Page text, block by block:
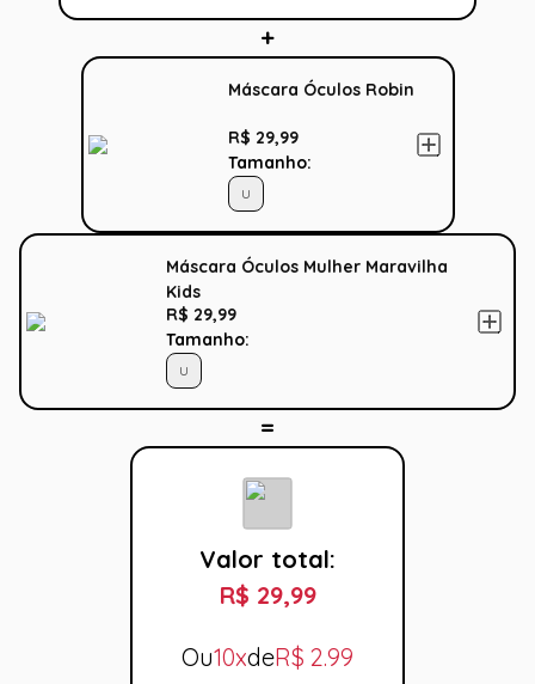
Máscara Óculos Robin
R$ 29,99
Tamanho:
U
Máscara Óculos Mulher Maravilha
Kids
R$ 29,99
Tamanho:
U
Valor total:
R$ 29,99
Ou10xdeR$ 2.99